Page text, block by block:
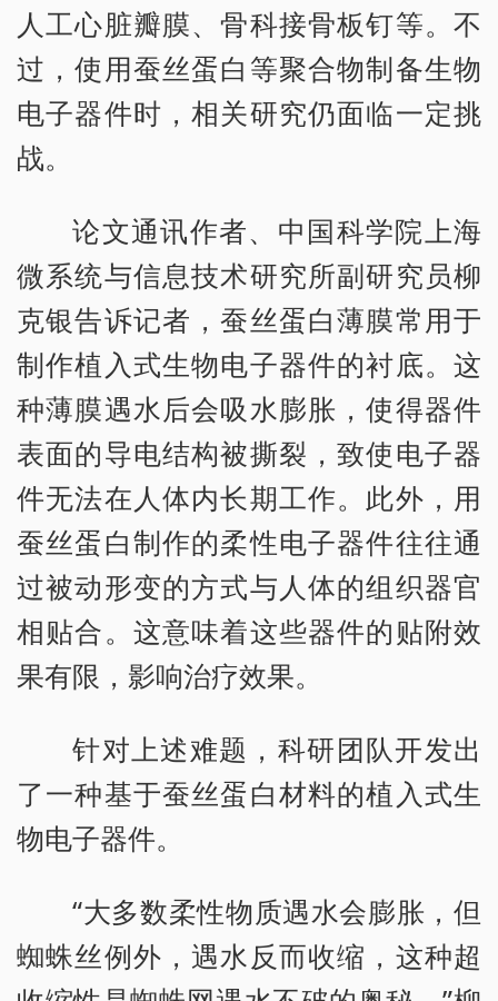
人工心脏瓣膜、骨科接骨板钉等。不
过，使用蚕丝蛋白等聚合物制备生物
电子器件时，相关研究仍面临一定挑
战。
论文通讯作者、中国科学院上海
微系统与信息技术研究所副研究员柳
克银告诉记者，蚕丝蛋白薄膜常用于
制作植入式生物电子器件的衬底。这
种薄膜遇水后会吸水膨胀，使得器件
表面的导电结构被撕裂，致使电子器
件无法在人体内长期工作。此外，用
蚕丝蛋白制作的柔性电子器件往往通
过被动形变的方式与人体的组织器官
相贴合。这意味着这些器件的贴附效
果有限，影响治疗效果。
针对上述难题，科研团队开发出
了一种基于蚕丝蛋白材料的植入式生
物电子器件。
“大多数柔性物质遇水会膨胀，但
蜘蛛丝例外，遇水反而收缩，这种超